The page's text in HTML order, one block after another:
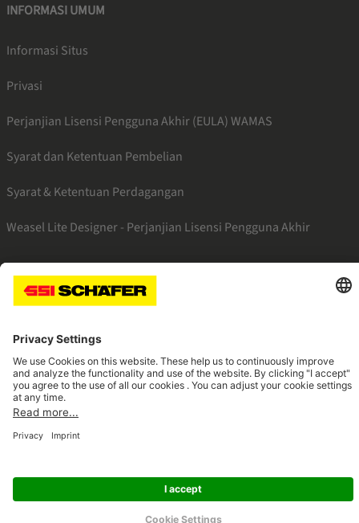
INFORMASI UMUM
Informasi Situs
Privasi
Perjanjian Lisensi Pengguna Akhir (EULA) WAMAS
Syarat dan Ketentuan Pembelian
Syarat & Ketentuan Perdagangan
Weasel Lite Designer - Perjanjian Lisensi Pengguna Akhir
Navigate to home page